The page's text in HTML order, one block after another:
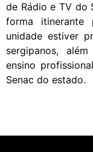
de Rádio e TV do
forma
unidade estiver
sergipanos,
ensino
Senac do estado.